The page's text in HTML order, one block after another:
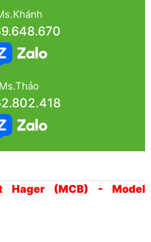
Ms.Thảo
Hager (MCB) - Model